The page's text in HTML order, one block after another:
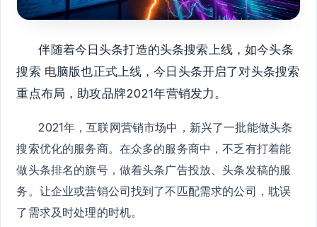
伴随着今日头条打造的头条搜索上线，如今头条
搜索 电脑版也正式上线，今日头条开启了对头条搜索
重点布局，助攻品牌2021年营销发力。
2021年，互联网营销市场中，新兴了一批能做头条
搜索优化的服务商。在众多的服务商中，不乏有打着能
做头条排名的旗号，做着头条广告投放、头条发稿的服
务。让企业或营销公司找到了不匹配需求的公司，耽误
了需求及时处理的时机。